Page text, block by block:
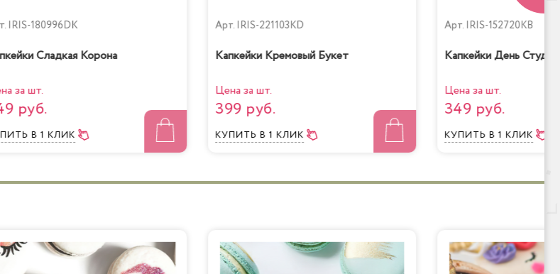
IRIS-180996DK
Сладкая Корона
за шт.
руб.
В 1 КЛИК
Арт. IRIS-221103KD
Капкейки Кремовый Букет
Цена за шт.
399 руб.
КУПИТЬВ 1 КЛИК
Арт. IRIS-152720KB
Капкейки День
Цена за шт.
349 руб.
КУПИТЬ В 1 КЛИК